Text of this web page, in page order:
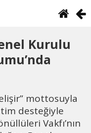
Kurulu
mottosuyla
desteğiyle
Vakfı’nın